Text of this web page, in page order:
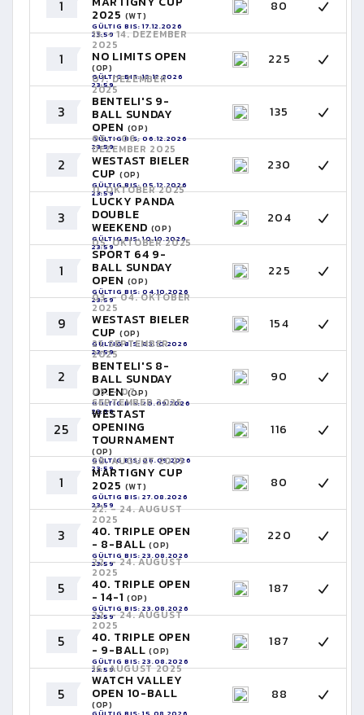
1 2025 (WT)
GÜLTIG BIS: 17.12.2026
23:59
80
1
13. - 14. DEZEMBER
2025
NO LIMITS OPEN
(OP)
GÜLTIG BIS: 13.12.2026
23:59
225
3
07. DEZEMBER
2025
BENTELI'S 9-
BALL SUNDAY
OPEN (OP)
GÜLTIG BIS: 06.12.2026
23:59
135
2
05. - 06.
DEZEMBER 2025
WESTAST BIELER
CUP (OP)
GÜLTIG BIS: 05.12.2026
23:59
230
3
11. OKTOBER 2025
LUCKY PANDA
DOUBLE
WEEKEND (OP)
GÜLTIG BIS: 10.10.2026
23:59
204
1
05. OKTOBER 2025
SPORT 64 9-
BALL SUNDAY
OPEN (OP)
GÜLTIG BIS: 04.10.2026
23:59
225
9
03. - 04. OKTOBER
2025
WESTAST BIELER
CUP (OP)
GÜLTIG BIS: 03.10.2026
23:59
154
2
21. SEPTEMBER
2025
BENTELI'S 8-
BALL SUNDAY
OPEN(OP)
GÜLTIG BIS: 20.09.2026
23:59
90
25
05. - 07.
SEPTEMBER 2025
WESTAST
OPENING
TOURNAMENT
(OP)
GÜLTIG BIS: 06.09.2026
23:59
116
1
28. AUGUST 2025
MARTIGNY CUP
2025 (WT)
GÜLTIG BIS: 27.08.2026
23:59
80
3
22. - 24. AUGUST
2025
40. TRIPLE OPEN
- 8-BALL(OP)
GÜLTIG BIS: 23.08.2026
23:59
220
5
22. - 24. AUGUST
2025
40. TRIPLE OPEN
- 14-1 (OP)
GÜLTIG BIS: 23.08.2026
23:59
187
5
22. - 24. AUGUST
2025
40. TRIPLE OPEN
- 9-BALL(OP)
GÜLTIG BIS: 23.08.2026
23:59
187
5
16. AUGUST 2025
WATCH VALLEY
OPEN 10-BALL
(OP)
88